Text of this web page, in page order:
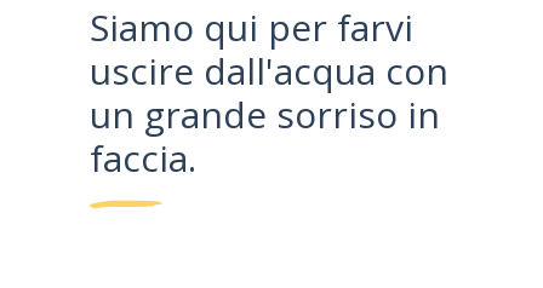
Siamo qui per farvi
uscire dall'acqua con
un grande sorriso in
faccia.